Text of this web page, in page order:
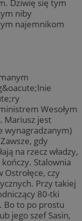
Dziwię się tym
niby
najemnikom
Wesołym
Mariusz jest
wynagradzanym)
gdy
na rzecz władzy,
Stalownia
czy
Przy takiej
80-tki
Bo to po prostu
jego szef Sasin,